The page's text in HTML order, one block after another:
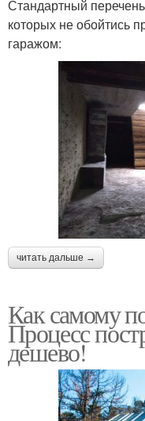
Стандартный
которых не обойтись
гаражом:
читать дальше →
Как самому
Процесс
дешево!